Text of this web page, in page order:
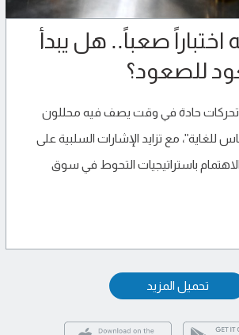
اختباراً صعباً.. هل يبدأ
للصعود؟
حادة في وقت يصف فيه محللون
للغاية"، مع تزايد الإشارات السلبية على
الاهتمام باستراتيجيات التحوط في سوق
تحميل المزيد